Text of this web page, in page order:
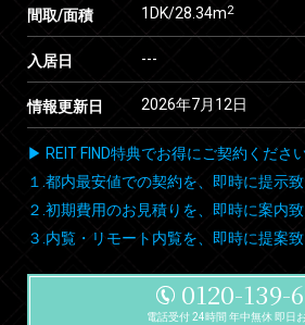
間取/面積 1DK/28.34m2
入居日 ---
情報更新日 2026年7月12日
▶ REIT FIND特典でお得にご契約くださ
１.都内最安値での契約を、即時に提示致
２.初期費用のお見積りを、即時に案内致
３.内覧・リモート内覧を、即時に提案致
0120-139-
電話受付 24時間 年中無休 即日